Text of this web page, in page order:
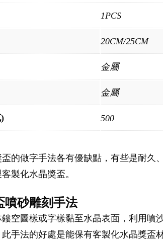
1PCS
20CM/25CM
金屬
金屬
500
的做字手法各有優缺點，有些是耐久
製化水晶獎盃。
噴砂雕刻手法
空圖樣或字樣黏至水晶表面，利用噴
手法的好處是能保有客製化水晶獎盃